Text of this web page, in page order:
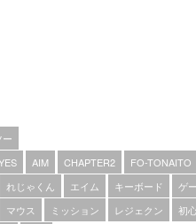
ー
AIM CHAPTER2 FO-TONAITO
れじゃくん エイム キーボード ゲ
マウス ミッション レジェクン 初